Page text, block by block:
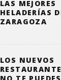
LAS MEJORES
HELADERÍAS
ZARAGOZA
LOS NUEVOS
NO TE